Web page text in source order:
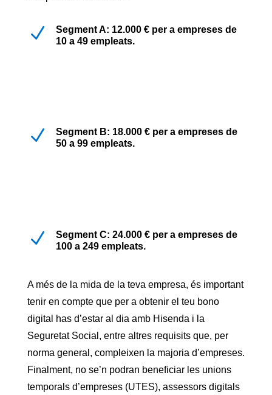
N
Segment A: 12.000 € per a empreses de
10 a 49 empleats.
N
Segment B: 18.000 € per a empreses de
50 a 99 empleats.
N
Segment C: 24.000 € per a empreses de
100 a 249 empleats.
A més de la mida de la teva empresa, és important
tenir en compte que per a obtenir el teu bono
digital has d’estar al dia amb Hisenda i la
Seguretat Social, entre altres requisits que, per
norma general, compleixen la majoria d’empreses.
Finalment, no se’n podran beneficiar les unions
temporals d’empreses (UTES), assessors digitals